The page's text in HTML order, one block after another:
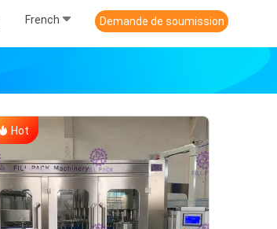
French Demande de soumission
Hot